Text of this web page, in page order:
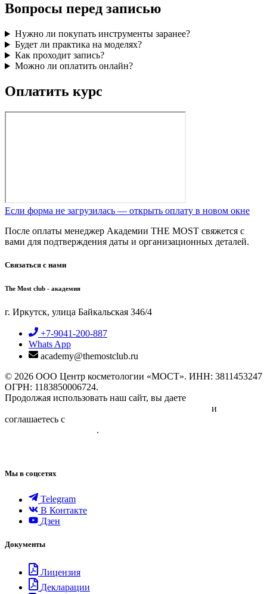
Вопросы перед записью
Нужно ли покупать инструменты заранее?
Будет ли практика на моделях?
Как проходит запись?
Можно ли оплатить онлайн?
Оплатить курс
Если форма не загрузилась — открыть оплату в новом окне
После оплаты менеджер Академии THE MOST свяжется с
вами для подтверждения даты и организационных деталей.
Связаться с нами
The Most club - академия
г. Иркутск, улица Байкальская 346/4
+7-9041-200-887
Whats App
academy@themostclub.ru
© 2026 ООО Центр косметологии «МОСТ». ИНН: 3811453247
ОГРН: 1183850006724.
Продолжая использовать наш сайт, вы даете
и
соглашаетесь с
.
Мы в соцсетях
Telegram
В Контакте
Дзен
Документы
Лицензия
Декларации